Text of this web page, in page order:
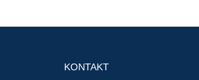
KONTAKT